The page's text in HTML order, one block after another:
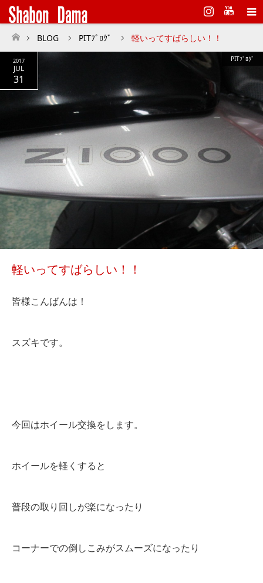
Instagram
ホーム
BLOG PITﾌﾞﾛｸﾞ 軽いってすばらしい！！
2017
JUL
31
PITﾌﾞﾛｸﾞ
軽いってすばらしい！！
皆様こんばんは！
スズキです。
今回はホイール交換をします。
ホイールを軽くすると
普段の取り回しが楽になったり
コーナーでの倒しこみがスムーズになったり